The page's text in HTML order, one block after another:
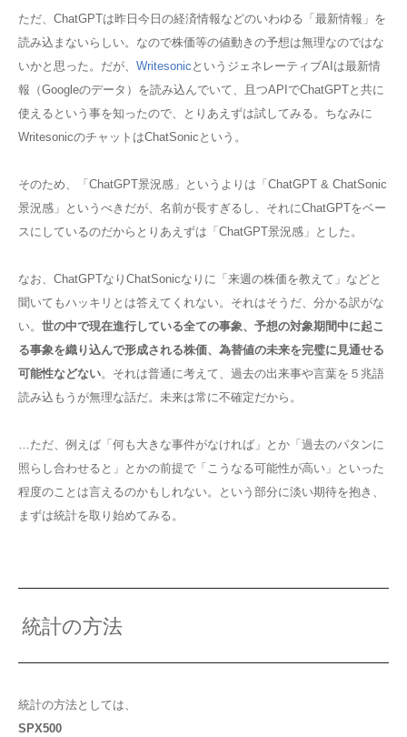
ただ、ChatGPTは昨日今日の経済情報などのいわゆる「最新情報」を
読み込まないらしい。なので株価等の値動きの予想は無理なのではな
いかと思った。だが、 Writesonic というジェネレーティブAIは最新情
報（Googleのデータ）を読み込んでいて、且つAPIでChatGPTと共に
使えるという事を知ったので、とりあえずは試してみる。ちなみに
WritesonicのチャットはChatSonicという。
そのため、「ChatGPT景況感」というよりは「ChatGPT & ChatSonic
景況感」というべきだが、名前が長すぎるし、それにChatGPTをベー
スにしているのだからとりあえずは「ChatGPT景況感」とした。
なお、ChatGPTなりChatSonicなりに「来週の株価を教えて」などと
聞いてもハッキリとは答えてくれない。それはそうだ、分かる訳がな
い。 世の中で現在進行している全ての事象、予想の対象期間中に起こ
る事象を織り込んで形成される株価、為替値の未来を完璧に見通せる
可能性などない。それは普通に考えて、過去の出来事や言葉を５兆語
読み込もうが無理な話だ。未来は常に不確定だから。
…ただ、例えば「何も大きな事件がなければ」とか「過去のパタンに
照らし合わせると」とかの前提で「こうなる可能性が高い」といった
程度のことは言えるのかもしれない。という部分に淡い期待を抱き、
まずは統計を取り始めてみる。
統計の方法
統計の方法としては、
SPX500